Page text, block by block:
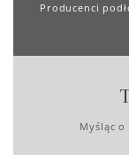
Producenci
Myśląc